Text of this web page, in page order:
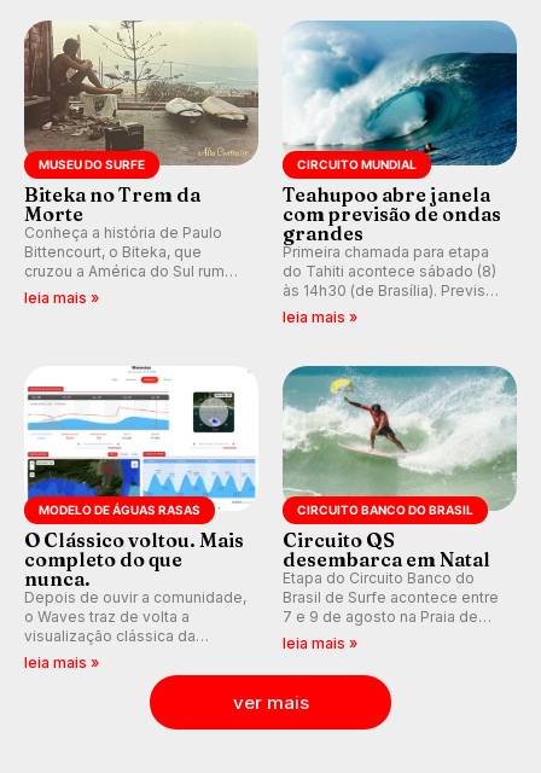
prática em esporte e indústria.
MUSEU DO SURFE
Biteka no Trem da
Morte
Conheça a história de Paulo
Bittencourt, o Biteka, que
cruzou a América do Sul rumo
ao Pacífico em uma jornada
leia mais »
CIRCUITO MUNDIAL
Teahupoo abre janela
com previsão de ondas
grandes
Primeira chamada para etapa
do Tahiti acontece sábado (8)
às 14h30 (de Brasília). Previsão
indica swell consistente.
Kelly Slater convidado.
leia mais »
MODELO DE ÁGUAS RASAS
O Clássico voltou. Mais
completo do que
nunca.
Depois de ouvir a comunidade,
o Waves traz de volta a
visualização clássica da
previsão de águas rasas,
agora integrada à nova
plataforma e com previsão das
ondas para até 16 dias.
leia mais »
CIRCUITO BANCO DO BRASIL
Circuito QS
desembarca em Natal
Etapa do Circuito Banco do
Brasil de Surfe acontece entre
7 e 9 de agosto na Praia de
Miami (RN), em disputas
(QS) 4.000 e pela corrida por
vagas no Challenger Series.
leia mais »
ver mais